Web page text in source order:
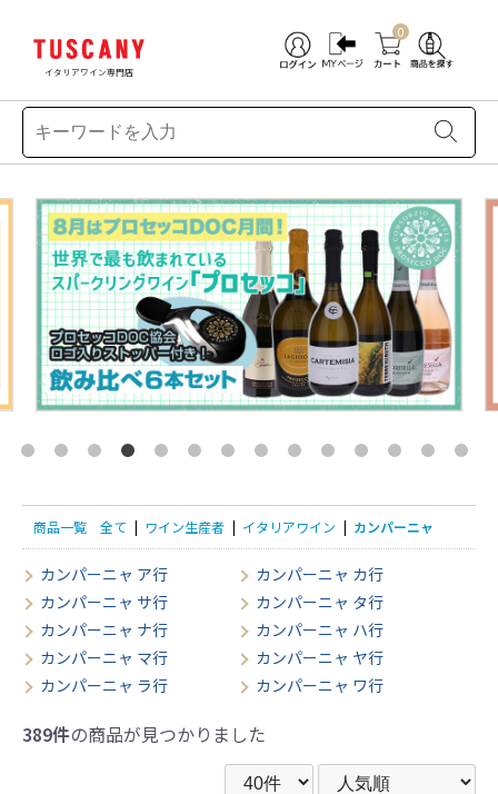
イタリアワイン専門店
0
商品一覧 全て | ワイン生産者 | イタリアワイン | カンパーニャ
カンパーニャ ア行
カンパーニャ カ行
カンパーニャ サ行
カンパーニャ タ行
カンパーニャ ナ行
カンパーニャ ハ行
カンパーニャ マ行
カンパーニャ ヤ行
カンパーニャ ラ行
カンパーニャ ワ行
389件の商品が見つかりました